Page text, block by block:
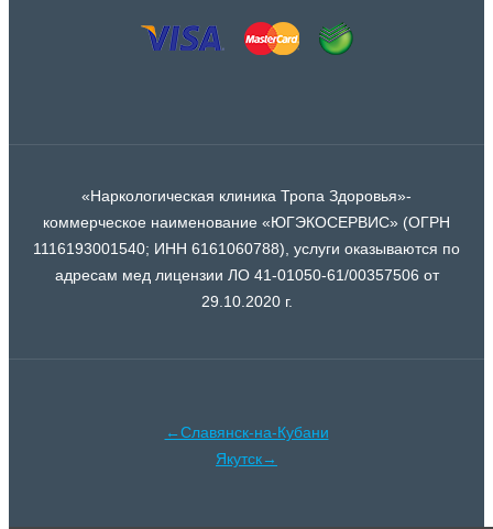
«Наркологическая клиника Тропа Здоровья»-
коммерческое наименование «ЮГЭКОСЕРВИС» (ОГРН
1116193001540; ИНН 6161060788), услуги оказываются по
адресам мед лицензии ЛО 41-01050-61/00357506 от
29.10.2020 г.
←Славянск-на-Кубани
Якутск→